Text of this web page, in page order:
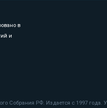
в
и
Собрания РФ. Издается с 1997